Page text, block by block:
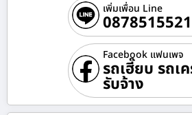
เพิ่มเพื่อน Line
0878515521
Facebook แฟนเพจ
รถเฮี๊ยบ รถเ
รับจ้าง